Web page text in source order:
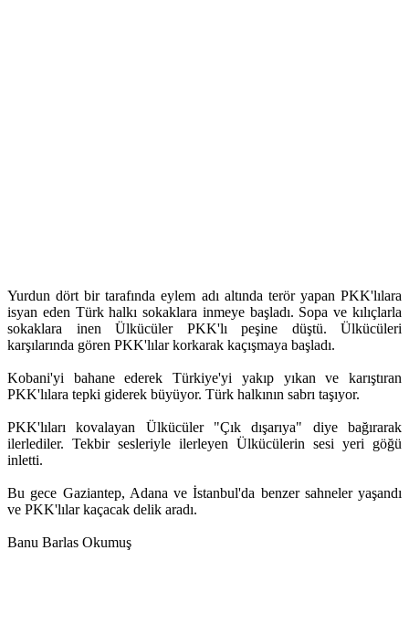
Yurdun dört bir tarafında eylem adı altında terör yapan PKK'lılara
isyan eden Türk halkı sokaklara inmeye başladı. Sopa ve kılıçlarla
sokaklara inen Ülkücüler PKK'lı peşine düştü. Ülkücüleri
karşılarında gören PKK'lılar korkarak kaçışmaya başladı.
Kobani'yi bahane ederek Türkiye'yi yakıp yıkan ve karıştıran
PKK'lılara tepki giderek büyüyor. Türk halkının sabrı taşıyor.
PKK'lıları kovalayan Ülkücüler "Çık dışarıya" diye bağırarak
ilerlediler. Tekbir sesleriyle ilerleyen Ülkücülerin sesi yeri göğü
inletti.
Bu gece Gaziantep, Adana ve İstanbul'da benzer sahneler yaşandı
ve PKK'lılar kaçacak delik aradı.
Banu Barlas Okumuş